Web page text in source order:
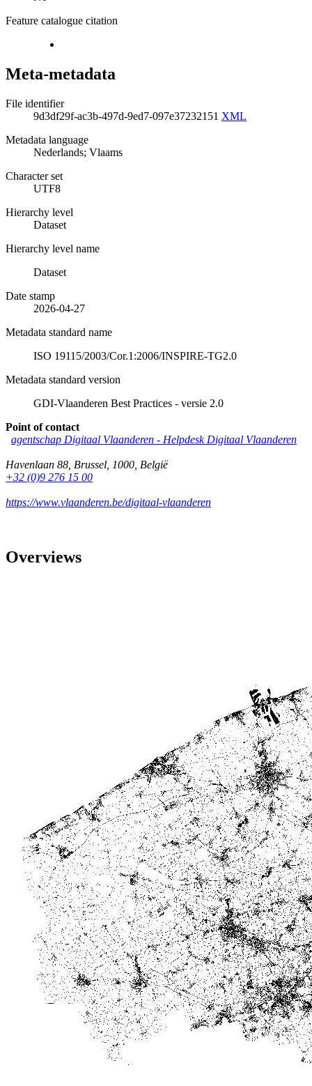
Feature catalogue citation
Meta-metadata
File identifier
9d3df29f-ac3b-497d-9ed7-097e37232151 XML
Metadata language
Nederlands; Vlaams
Character set
UTF8
Hierarchy level
Dataset
Hierarchy level name
Dataset
Date stamp
2026-04-27
Metadata standard name
ISO 19115/2003/Cor.1:2006/INSPIRE-TG2.0
Metadata standard version
GDI-Vlaanderen Best Practices - versie 2.0
Point of contact
agentschap Digitaal Vlaanderen - Helpdesk Digitaal Vlaanderen
Havenlaan 88 Brussel 1000 België
+32 (0)9 276 15 00
https://www.vlaanderen.be/digitaal-vlaanderen
Overviews